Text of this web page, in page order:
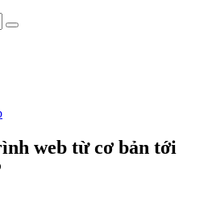
web từ cơ bản tới